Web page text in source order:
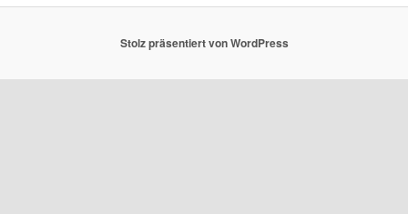
Stolz präsentiert von WordPress